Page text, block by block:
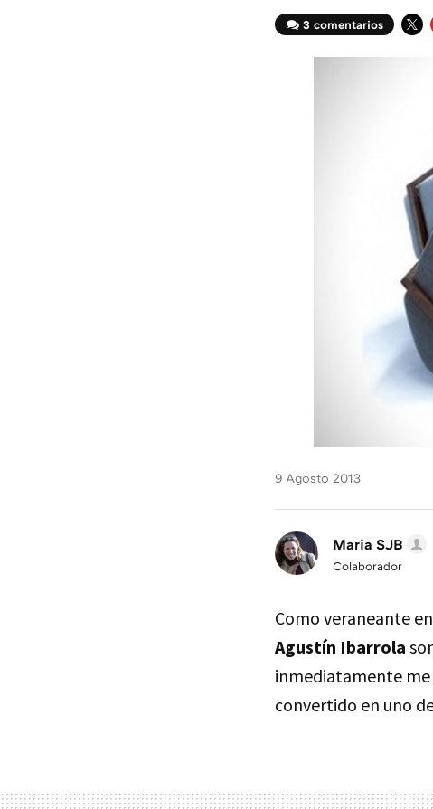
3 comentarios
9 Agosto 2013
Maria SJB
Colaborador
Como veraneante
Agustín Ibarrola
inmediatamente me
convertido en uno